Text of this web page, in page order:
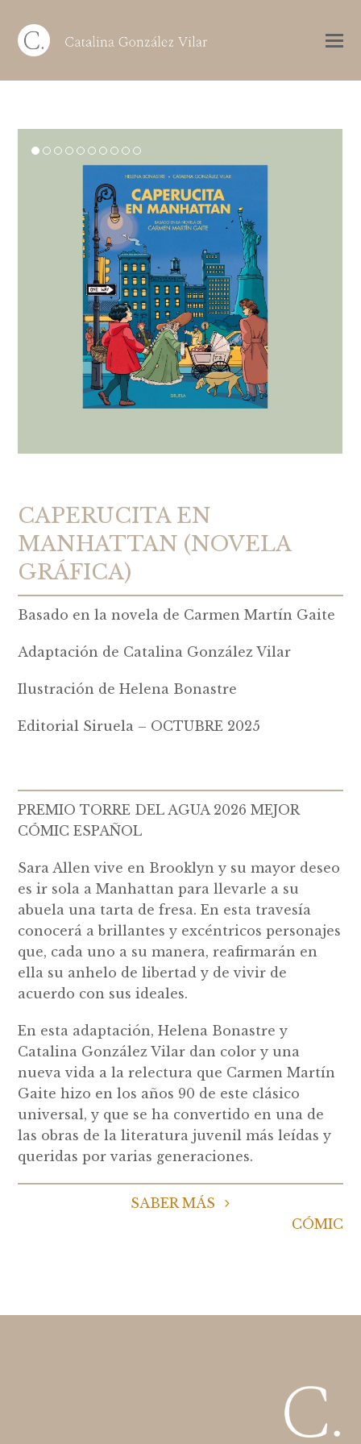
CAPERUCITA EN
MANHATTAN (NOVELA
GRÁFICA)
Basado en la novela de Carmen Martín Gaite
Adaptación de Catalina González Vilar
Ilustración de Helena Bonastre
Editorial Siruela – OCTUBRE 2025
PREMIO TORRE DEL AGUA 2026 MEJOR
CÓMIC ESPAÑOL
Sara Allen vive en Brooklyn y su mayor deseo
es ir sola a Manhattan para llevarle a su
abuela una tarta de fresa. En esta travesía
conocerá a brillantes y excéntricos personajes
que, cada uno a su manera, reafirmarán en
ella su anhelo de libertad y de vivir de
acuerdo con sus ideales.
En esta adaptación, Helena Bonastre y
Catalina González Vilar dan color y una
nueva vida a la relectura que Carmen Martín
Gaite hizo en los años 90 de este clásico
universal, y que se ha convertido en una de
las obras de la literatura juvenil más leídas y
queridas por varias generaciones.
SABER MÁS
CÓMIC